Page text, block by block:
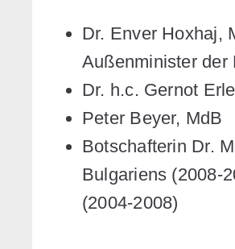
Dr. Enver Hoxhaj,
Außenminister der
Dr. h.c. Gernot
Peter Beyer, MdB
Botschafterin Dr.
Bulgariens (2008-
(2004-2008)